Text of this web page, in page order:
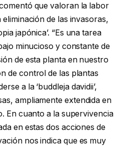
que valoran la labor
de las invasoras,
japónica’. “Es una tarea
minucioso y constante de
de esta planta en nuestro
de control de las plantas
a la ‘buddleja davidii’,
ampliamente extendida en
En cuanto a la supervivencia
en estas dos acciones de
nos indica que es muy